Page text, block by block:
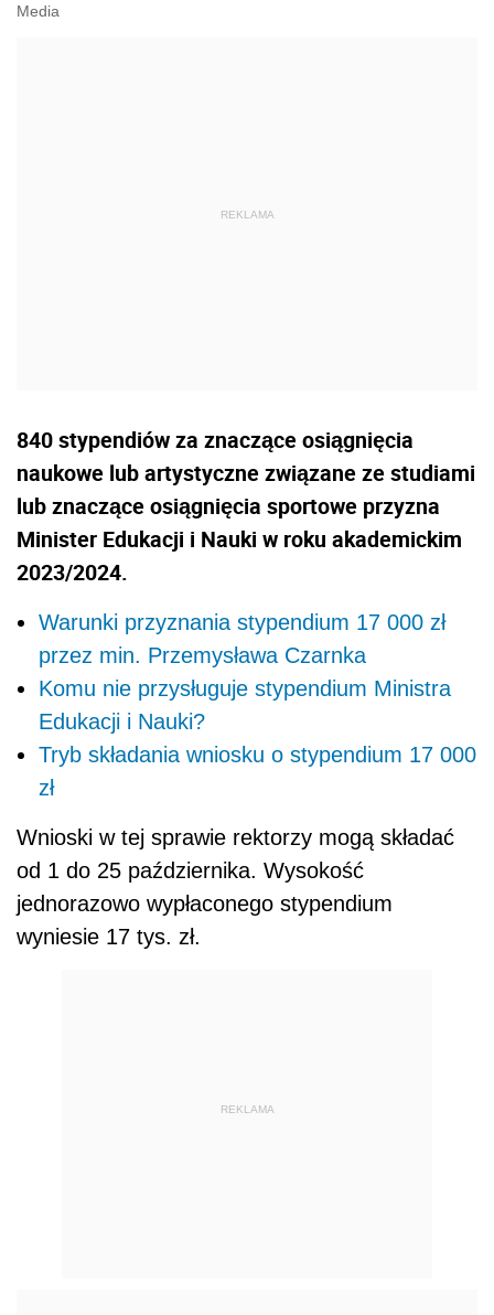
Media
840 stypendiów za znaczące osiągnięcia
naukowe lub artystyczne związane ze studiami
lub znaczące osiągnięcia sportowe przyzna
Minister Edukacji i Nauki w roku akademickim
2023/2024.
Warunki przyznania stypendium 17 000 zł
przez min. Przemysława Czarnka
Komu nie przysługuje stypendium Ministra
Edukacji i Nauki?
Tryb składania wniosku o stypendium 17 000
zł
Wnioski w tej sprawie rektorzy mogą składać
od 1 do 25 października. Wysokość
jednorazowo wypłaconego stypendium
wyniesie 17 tys. zł.
REKLAMA